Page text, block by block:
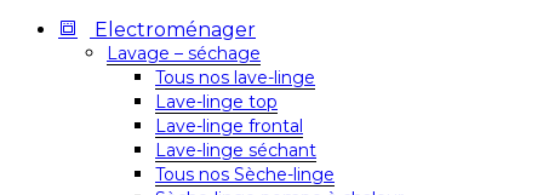
Electroménager
Lavage – séchage
Tous nos lave-linge
Lave-linge top
Lave-linge frontal
Lave-linge séchant
Tous nos Sèche-linge